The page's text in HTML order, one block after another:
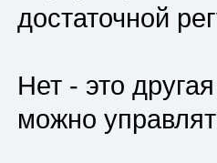
достаточной
Нет - это
можно